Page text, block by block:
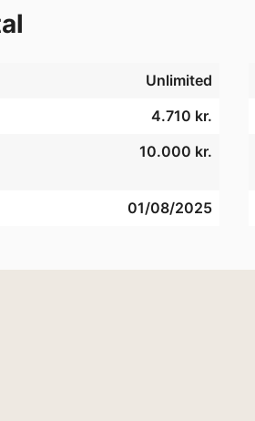
Unlimited
4.710 kr.
10.000 kr.
01/08/2025